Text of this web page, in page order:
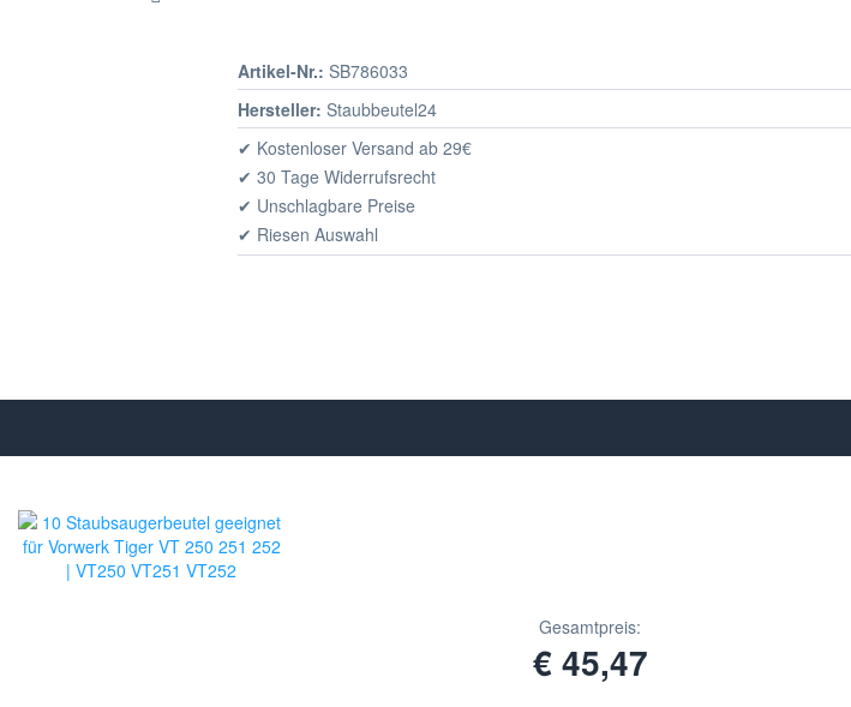
Artikel-Nr.: SB786033
Hersteller: Staubbeutel24
✔ Kostenloser Versand ab 29€
✔ 30 Tage Widerrufsrecht
✔ Unschlagbare Preise
✔ Riesen Auswahl
Gesamtpreis:
€ 45,47